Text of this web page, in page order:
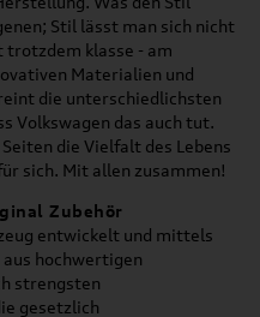
Stil lässt man sich nicht
trotzdem klasse - am
Materialien und
die unterschiedlichsten
Volkswagen das auch tut.
die Vielfalt des Lebens
sich. Mit allen zusammen!
Zubehör
entwickelt und mittels
hochwertigen
strengsten
gesetzlich